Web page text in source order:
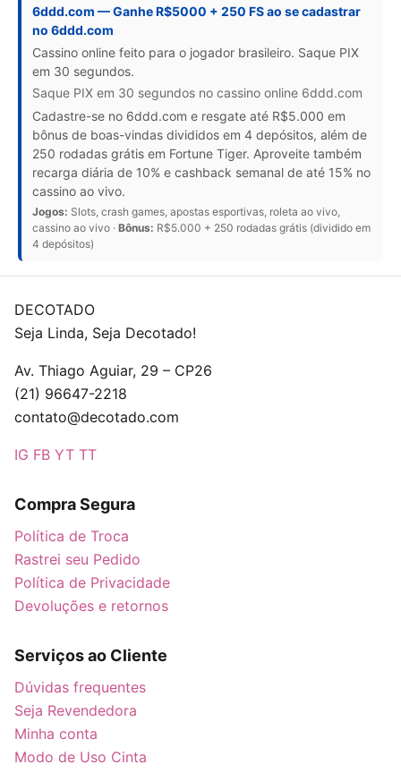
6ddd.com — Ganhe R$5000 + 250 FS ao se cadastrar
no 6ddd.com
Cassino online feito para o jogador brasileiro. Saque PIX
em 30 segundos.
Saque PIX em 30 segundos no cassino online 6ddd.com
Cadastre-se no 6ddd.com e resgate até R$5.000 em
bônus de boas-vindas divididos em 4 depósitos, além de
250 rodadas grátis em Fortune Tiger. Aproveite também
recarga diária de 10% e cashback semanal de até 15% no
cassino ao vivo.
Jogos: Slots, crash games, apostas esportivas, roleta ao vivo,
cassino ao vivo · Bônus: R$5.000 + 250 rodadas grátis (dividido em
4 depósitos)
DECOTADO
Seja Linda, Seja Decotado!
Av. Thiago Aguiar, 29 – CP26
(21) 96647-2218
contato@decotado.com
IG FB YT TT
Compra Segura
Política de Troca
Rastrei seu Pedido
Política de Privacidade
Devoluções e retornos
Serviços ao Cliente
Dúvidas frequentes
Seja Revendedora
Minha conta
Modo de Uso Cinta